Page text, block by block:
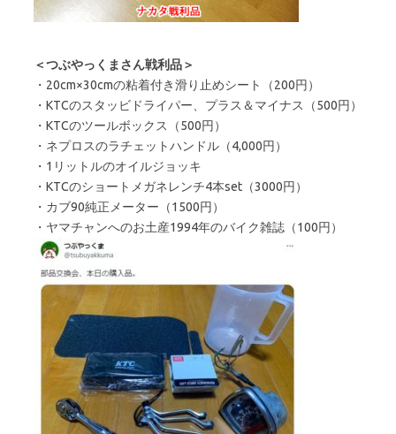
＜つぶやっくまさん戦利品＞
・20cm×30cmの粘着付き滑り止めシート（200円）
・KTCのスタッビドライパー、プラス＆マイナス（500円）
・KTCのツールボックス（500円）
・ネプロスのラチェットハンドル（4,000円）
・1リットルのオイルジョッキ
・KTCのショートメガネレンチ4本set（3000円）
・カブ90純正メーター（1500円）
・ヤマチャンへのお土産1994年のバイク雑誌（100円）